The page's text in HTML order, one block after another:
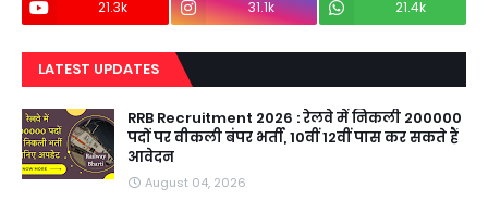
21.3k 31.1k 21.4k
LATEST UPDATES
RRB Recruitment 2026 : रेलवे में निकली 200000
पदों पर वीकली बंपर भर्ती, 10वीं 12वीं पास कर सकते हैं
आवेदन
August 04, 2026